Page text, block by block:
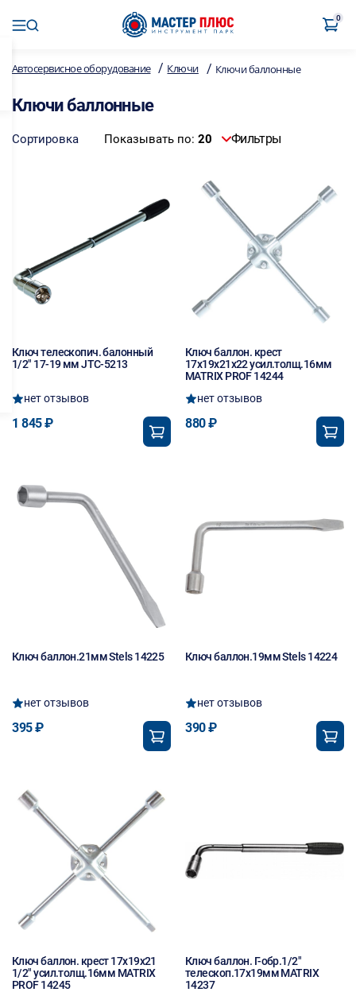
0
Автосервисное оборудование / Ключи / Ключи баллонные
Ключи баллонные
Сортировка Показывать по: 20 Фильтры
Ключ телескопич. балонный
1/2" 17-19 мм JTC-5213
нет отзывов
1 845 ₽
Ключ баллон. крест
17х19х21х22 усил.толщ.16мм
MATRIX PROF 14244
нет отзывов
880 ₽
Ключ баллон.21мм Stels 14225
нет отзывов
395 ₽
Ключ баллон.19мм Stels 14224
нет отзывов
390 ₽
Ключ баллон. крест 17х19х21
1/2" усил.толщ.16мм MATRIX
PROF 14245
Ключ баллон. Г-обр.1/2"
телескоп.17х19мм MATRIX
14237